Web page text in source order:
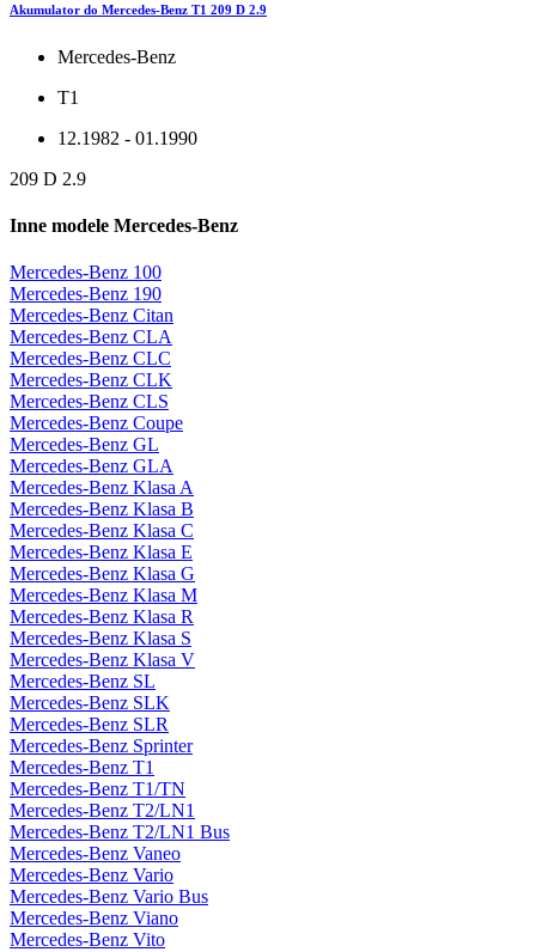
Akumulator do Mercedes-Benz T1 209 D 2.9
Mercedes-Benz
T1
12.1982 - 01.1990
209 D 2.9
Inne modele Mercedes-Benz
Mercedes-Benz 100
Mercedes-Benz 190
Mercedes-Benz Citan
Mercedes-Benz CLA
Mercedes-Benz CLC
Mercedes-Benz CLK
Mercedes-Benz CLS
Mercedes-Benz Coupe
Mercedes-Benz GL
Mercedes-Benz GLA
Mercedes-Benz Klasa A
Mercedes-Benz Klasa B
Mercedes-Benz Klasa C
Mercedes-Benz Klasa E
Mercedes-Benz Klasa G
Mercedes-Benz Klasa M
Mercedes-Benz Klasa R
Mercedes-Benz Klasa S
Mercedes-Benz Klasa V
Mercedes-Benz SL
Mercedes-Benz SLK
Mercedes-Benz SLR
Mercedes-Benz Sprinter
Mercedes-Benz T1
Mercedes-Benz T1/TN
Mercedes-Benz T2/LN1
Mercedes-Benz T2/LN1 Bus
Mercedes-Benz Vaneo
Mercedes-Benz Vario
Mercedes-Benz Vario Bus
Mercedes-Benz Viano
Mercedes-Benz Vito